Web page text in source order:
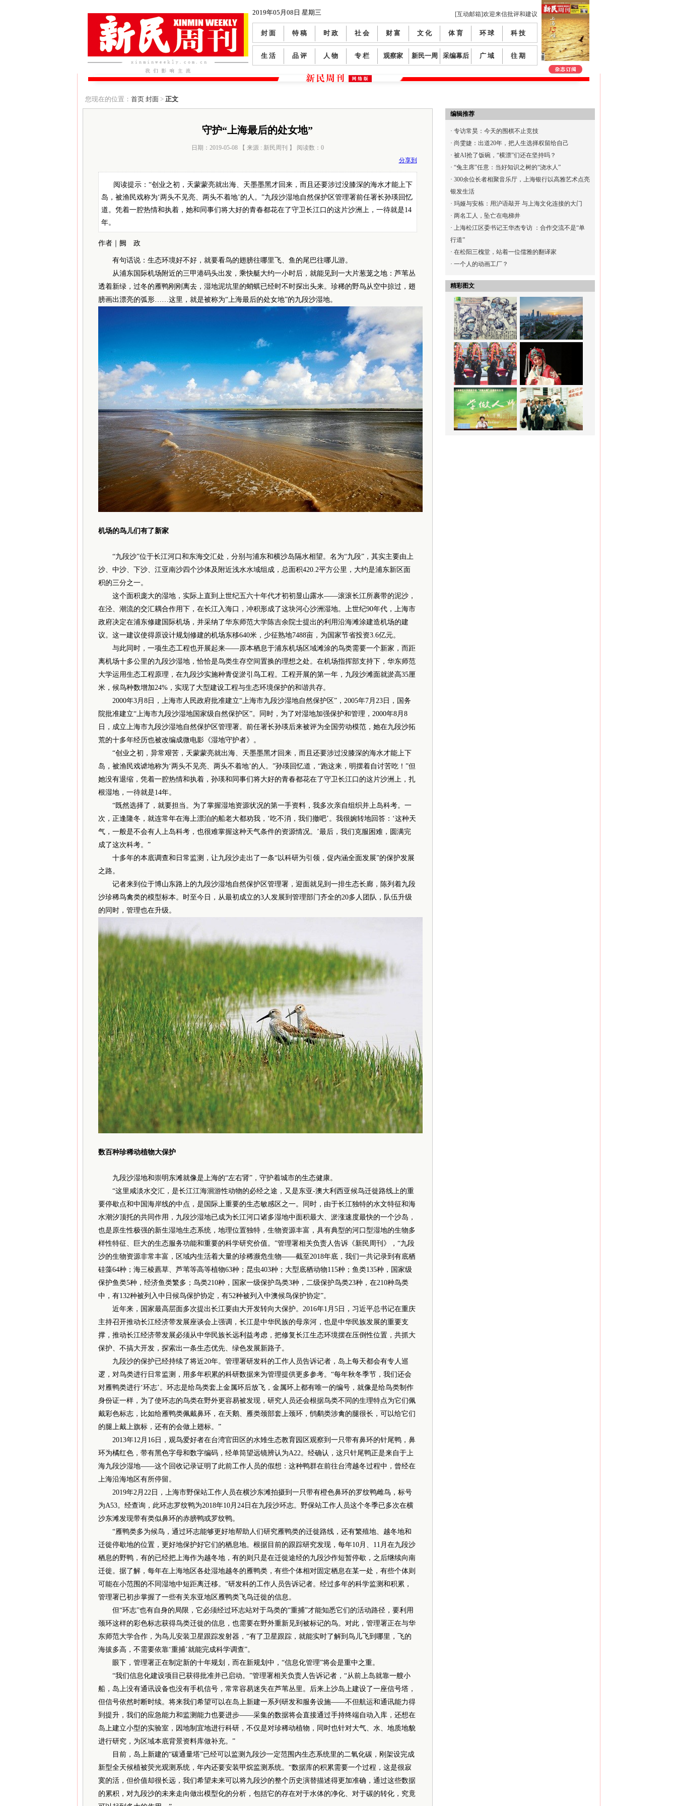
2019年05月08日 星期三 [互动邮箱]欢迎来信批评和建议
封 面 特 稿 时 政 社 会 财 富 文 化 体 育 环 球 科 技
生 活 品 评 人 物 专 栏 观察家 新民一周 采编幕后 广 域 往 期
您现在的位置： 首页 封面> 正文
守护“上海最后的处女地”
日期：2019-05-08 【 来源 : 新民周刊 】 阅读数： 0
分享到
阅读提示：“创业之初，天蒙蒙亮就出海、天墨墨黑才回来，而且还要涉过没膝深的海水才能上下
岛，被渔民戏称为‘两头不见亮、两头不着地’的人。”九段沙湿地自然保护区管理署前任署长孙瑛回忆
道。凭着一腔热情和执着，她和同事们将大好的青春都花在了守卫长江口的这片沙洲上，一待就是14
年。
作者｜阙 政
有句话说：生态环境好不好，就要看鸟的翅膀往哪里飞、鱼的尾巴往哪儿游。
从浦东国际机场附近的三甲港码头出发，乘快艇大约一小时后，就能见到一大片葱茏之地：芦苇丛
透着新绿，过冬的雁鸭刚刚离去，湿地泥坑里的蛸蜞已经时不时探出头来。珍稀的野鸟从空中掠过，翅
膀画出漂亮的弧形……这里，就是被称为“上海最后的处女地”的九段沙湿地。
机场的鸟儿们有了新家
“九段沙”位于长江河口和东海交汇处，分别与浦东和横沙岛隔水相望。名为“九段”，其实主要由上
沙、中沙、下沙、江亚南沙四个沙体及附近浅水水域组成，总面积420.2平方公里，大约是浦东新区面
积的三分之一。
这个面积庞大的湿地，实际上直到上世纪五六十年代才初初显山露水——滚滚长江所裹带的泥沙，
在泾、潮流的交汇耦合作用下，在长江入海口，冲积形成了这块河心沙洲湿地。上世纪90年代，上海市
政府决定在浦东修建国际机场，并采纳了华东师范大学陈吉余院士提出的利用沿海滩涂建造机场的建
议。这一建议使得原设计规划修建的机场东移640米，少征熟地7488亩，为国家节省投资3.6亿元。
与此同时，一项生态工程也开展起来——原本栖息于浦东机场区域滩涂的鸟类需要一个新家，而距
离机场十多公里的九段沙湿地，恰恰是鸟类生存空间置换的理想之处。在机场指挥部支持下，华东师范
大学运用生态工程原理，在九段沙实施种青促淤引鸟工程。工程开展的第一年，九段沙滩面就淤高35厘
米，候鸟种数增加24%，实现了大型建设工程与生态环境保护的和谐共存。
2000年3月8日，上海市人民政府批准建立“上海市九段沙湿地自然保护区”，2005年7月23日，国务
院批准建立“上海市九段沙湿地国家级自然保护区”。同时，为了对湿地加强保护和管理，2000年8月8
日，成立上海市九段沙湿地自然保护区管理署。前任署长孙瑛后来被评为全国劳动模范，她在九段沙拓
荒的十多年经历也被改编成微电影《湿地守护者》。
“创业之初，异常艰苦，天蒙蒙亮就出海、天墨墨黑才回来，而且还要涉过没膝深的海水才能上下
岛，被渔民戏谑地称为‘两头不见亮、两头不着地’的人。”孙瑛回忆道，“跑这来，明摆着自讨苦吃！”但
她没有退缩，凭着一腔热情和执着，孙瑛和同事们将大好的青春都花在了守卫长江口的这片沙洲上，扎
根湿地，一待就是14年。
“既然选择了，就要担当。为了掌握湿地资源状况的第一手资料，我多次亲自组织并上岛科考。一
次，正逢隆冬，就连常年在海上漂泊的船老大都劝我，‘吃不消，我们撤吧’。我很婉转地回答：‘这种天
气，一般是不会有人上岛科考，也很难掌握这种天气条件的资源情况。’最后，我们克服困难，圆满完
成了这次科考。”
十多年的本底调查和日常监测，让九段沙走出了一条“以科研为引领，促内涵全面发展”的保护发展
之路。
记者来到位于博山东路上的九段沙湿地自然保护区管理署，迎面就见到一排生态长廊，陈列着九段
沙珍稀鸟禽类的模型标本。时至今日，从最初成立的3人发展到管理部门齐全的20多人团队，队伍升级
的同时，管理也在升级。
数百种珍稀动植物大保护
九段沙湿地和崇明东滩就像是上海的“左右肾”，守护着城市的生态健康。
“这里咸淡水交汇，是长江江海洄游性动物的必经之途，又是东亚-澳大利西亚候鸟迁徙路线上的重
要停歇点和中国海岸线的中点，是国际上重要的生态敏感区之一。同时，由于长江独特的水文特征和海
水潮汐顶托的共同作用，九段沙湿地已成为长江河口诸多湿地中面积最大、淤涨速度最快的一个沙岛，
也是原生性极强的新生湿地生态系统，地理位置独特，生物资源丰富，具有典型的河口型湿地的生物多
样性特征、巨大的生态服务功能和重要的科学研究价值。”管理署相关负责人告诉《新民周刊》，“九段
沙的生物资源非常丰富，区域内生活着大量的珍稀濒危生物——截至2018年底，我们一共记录到有底栖
硅藻64种；海三棱藨草、芦苇等高等植物63种；昆虫403种；大型底栖动物115种；鱼类135种，国家级
保护鱼类5种，经济鱼类繁多；鸟类210种，国家一级保护鸟类3种，二级保护鸟类23种，在210种鸟类
中，有132种被列入中日候鸟保护协定，有52种被列入中澳候鸟保护协定”。
近年来，国家最高层面多次提出长江要由大开发转向大保护。2016年1月5日，习近平总书记在重庆
主持召开推动长江经济带发展座谈会上强调，长江是中华民族的母亲河，也是中华民族发展的重要支
撑，推动长江经济带发展必须从中华民族长远利益考虑，把修复长江生态环境摆在压倒性位置，共抓大
保护、不搞大开发，探索出一条生态优先、绿色发展新路子。
九段沙的保护已经持续了将近20年。管理署研发科的工作人员告诉记者，岛上每天都会有专人巡
逻，对鸟类进行日常监测，用多年积累的科研数据来为管理提供更多参考。“每年秋冬季节，我们还会
对雁鸭类进行‘环志’。环志是给鸟类套上金属环后放飞，金属环上都有唯一的编号，就像是给鸟类制作
身份证一样，为了使环志的鸟类在野外更容易被发现，研究人员还会根据鸟类不同的生理特点为它们佩
戴彩色标志，比如给雁鸭类佩戴鼻环，在天鹅、雁类颈部套上颈环，鸻鹬类涉禽的腿很长，可以给它们
的腿上戴上旗标，还有的会做上翅标。”
2013年12月16日，观鸟爱好者在台湾官田区的水雉生态教育园区观察到一只带有鼻环的针尾鸭，鼻
环为橘红色，带有黑色字母和数字编码，经单筒望远镜辨认为A22。经确认，这只针尾鸭正是来自于上
海九段沙湿地——这个回收记录证明了此前工作人员的假想：这种鸭群在前往台湾越冬过程中，曾经在
上海沿海地区有所停留。
2019年2月22日，上海市野保站工作人员在横沙东滩拍摄到一只带有橙色鼻环的罗纹鸭雌鸟，标号
为A53。经查询，此环志罗纹鸭为2018年10月24日在九段沙环志。野保站工作人员这个冬季已多次在横
沙东滩发现带有类似鼻环的赤膀鸭或罗纹鸭。
“雁鸭类多为候鸟，通过环志能够更好地帮助人们研究雁鸭类的迁徙路线，还有繁殖地、越冬地和
迁徙停歇地的位置，更好地保护好它们的栖息地。根据目前的跟踪研究发现，每年10月、11月在九段沙
栖息的野鸭，有的已经把上海作为越冬地，有的则只是在迁徙途经的九段沙作短暂停歇，之后继续向南
迁徙。据了解，每年在上海地区各处湿地越冬的雁鸭类，有些个体相对固定栖息在某一处，有些个体则
可能在小范围的不同湿地中短距离迁移。”研发科的工作人员告诉记者。经过多年的科学监测和积累，
管理署已初步掌握了一些有关东亚地区雁鸭类飞鸟迁徙的信息。
但“环志”也有自身的局限，它必须经过环志站对于鸟类的“重捕”才能知悉它们的活动路径，要利用
颈环这样的彩色标志获得鸟类迁徙的信息，也需要在野外重新见到被标记的鸟。对此，管理署正在与华
东师范大学合作，为鸟儿安装卫星跟踪发射器，“有了卫星跟踪，就能实时了解到鸟儿飞到哪里，飞的
海拔多高，不需要依靠‘重捕’就能完成科学调查”。
眼下，管理署正在制定新的十年规划，而在新规划中，“信息化管理”将会是重中之重。
“我们信息化建设项目已获得批准并已启动。”管理署相关负责人告诉记者，“从前上岛就靠一艘小
船，岛上没有通讯设备也没有手机信号，常常容易迷失在芦苇丛里。后来上沙岛上建设了一座信号塔，
但信号依然时断时续。将来我们希望可以在岛上新建一系列研发和服务设施——不但航运和通讯能力得
到提升，我们的应急能力和监测能力也要进步——采集的数据将会直接通过手持终端自动入库，还想在
岛上建立小型的实验室，因地制宜地进行科研，不仅是对珍稀动植物，同时也针对大气、水、地质地貌
进行研究，为区域本底背景资料库做补充。”
目前，岛上新建的“碳通量塔”已经可以监测九段沙一定范围内生态系统里的二氧化碳，刚架设完成
新型全天候植被荧光观测系统，年内还要安装甲烷监测系统。“数据库的积累需要一个过程，这是很寂
寞的活，但价值却很长远，我们希望未来可以将九段沙的整个历史演替描述得更加准确，通过这些数据
的累积，对九段沙的未来走向做出模型化的分析，包括它的存在对于水体的净化、对于碳的转化，究竟
编辑推荐
· 专访常昊：今天的围棋不止竞技
· 尚雯婕：出道20年，把人生选择权留给自己
· 被AI抢了饭碗，“横漂”们还在坚持吗？
· “兔主席”任意：当好知识之树的“浇水人”
· 300余位长者相聚音乐厅，上海银行以高雅艺术点亮
银发生活
· 玛娅与安栋：用沪语敲开 与上海文化连接的大门
· 两名工人，坠亡在电梯井
· 上海松江区委书记王华杰专访 ：合作交流不是“单
行道”
· 在松阳三槐堂，站着一位儒雅的翻译家
· 一个人的动画工厂？
精彩图文